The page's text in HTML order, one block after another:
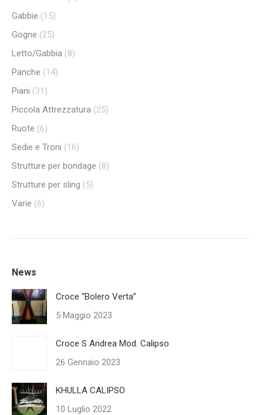
Gabbie (15)
Gogne (25)
Letto/Gabbia (8)
Panche (14)
Piani (31)
Piccola Attrezzatura (25)
Ruote (6)
Sedie e Troni (16)
Strutture per bondage (8)
Strutture per sling (5)
Varie (6)
News
Croce “Bolero Verta”
5 Maggio 2023
Croce S Andrea Mod. Calipso
26 Gennaio 2023
KHULLA CALIPSO
10 Luglio 2022